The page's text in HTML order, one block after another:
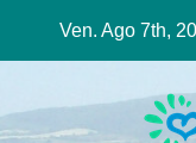
Ven. Ago 7th,